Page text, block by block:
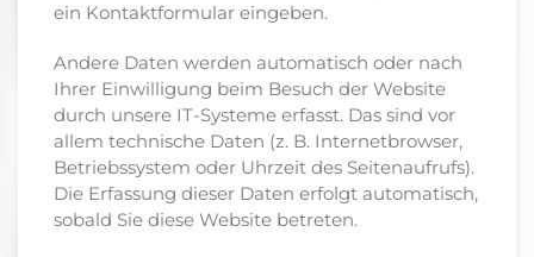
ein Kontaktformular eingeben.
Andere Daten werden automatisch oder nach
Ihrer Einwilligung beim Besuch der Website
durch unsere IT-Systeme erfasst. Das sind vor
allem technische Daten (z. B. Internetbrowser,
Betriebssystem oder Uhrzeit des Seitenaufrufs).
Die Erfassung dieser Daten erfolgt automatisch,
sobald Sie diese Website betreten.